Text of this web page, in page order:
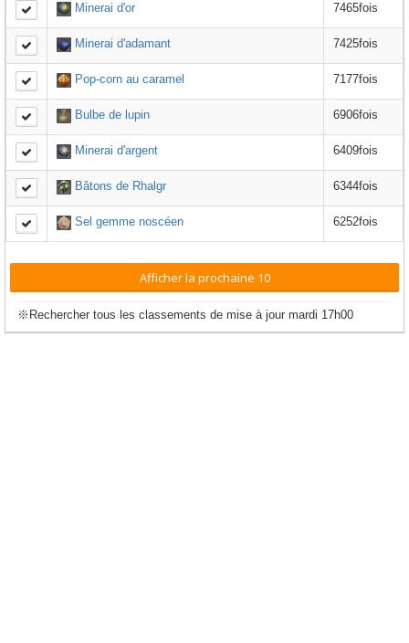
Minerai d'or 7465fois
Minerai d'adamant 7425fois
Pop-corn au caramel 7177fois
Bulbe de lupin 6906fois
Minerai d'argent 6409fois
Bâtons de Rhalgr 6344fois
Sel gemme noscéen 6252fois
Afficher la prochaine 10
※Rechercher tous les classements de mise à jour mardi 17h00